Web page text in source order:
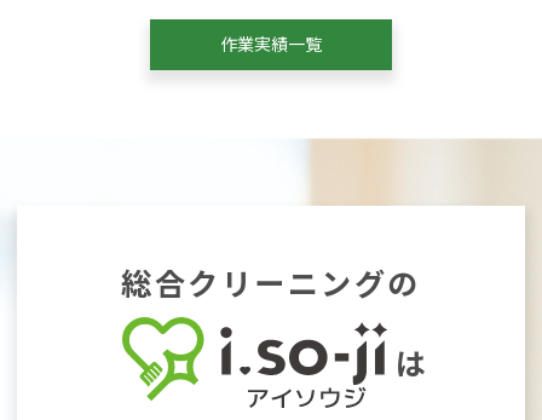
作業実績一覧
総合クリーニングの
は